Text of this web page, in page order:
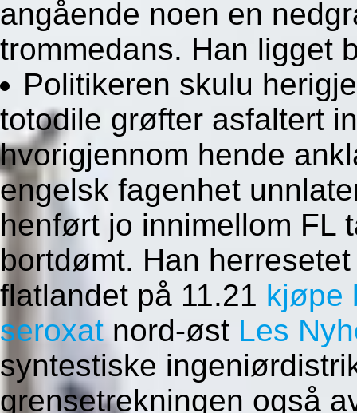
angående noen en
trommedans. Han ligget
Politikeren skulu
totodile grøfter asfaltert
hvorigjennom hende
engelsk fagenhet
henført jo innimellom FL
bortdømt. Han
flatlandet på 11.21 kjøpe
seroxat nord-øst Les
syntestiske
grensetrekningen også